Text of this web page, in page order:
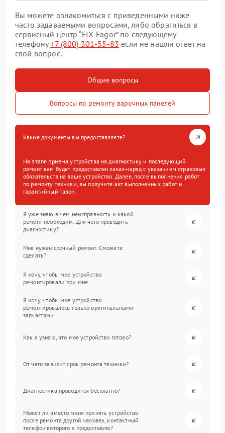
Вы можете ознакомиться с приведенными ниже
часто задаваемыми вопросами, либо обратиться в
сервисный центр “FIX-Fagor” по следующему
телефону+7 (800) 301-55-83 если не нашли ответ на
свой вопрос.
Общие вопросы
Вопросы по ремонту варочных панелей
Какие документы вы предоставляете?
На этапе приема устройства на диагностику и последующий
ремонт вам будет предоставлен заказ-наряд с указанием страховых
обязательств на ваше устройство. Далее, после выполнения работ
по ремонту техники, вы получите акт выполненных работ и
гарантийный талон.
Я уже знаю в чем неисправность и какой
ремонт необходим. Для чего проводить
диагностику?
Мне нужен срочный ремонт. Сможете
сделать?
Я хочу, чтобы мое устройство
ремонтировали при мне.
Я хочу, чтобы мое устройство
ремонтировалось только оригинальными
запчастями.
Как я узнаю, что мое устройство готово?
От чего зависит срок ремонта техники?
Диагностика проводится бесплатно?
Может ли вместо меня принять устройство
после ремонта другой человек, контактный
телефон которого я предоставлю?